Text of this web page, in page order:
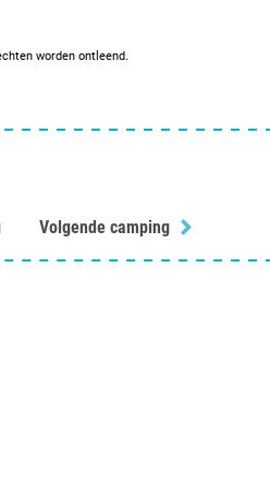
worden ontleend.
Volgende camping